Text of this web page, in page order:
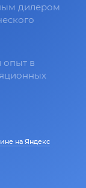
дилером
опыт в
на Яндекс